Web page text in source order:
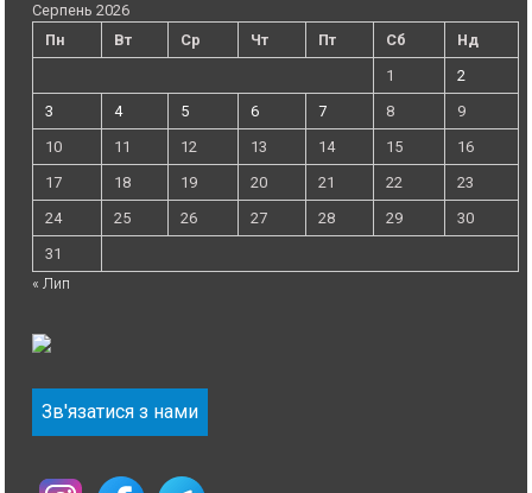
Серпень 2026
Пн
Вт Ср Чт Пт Сб
Нд
1
2
3
4 5 6 7 8
9
10
11 12 13 14 15
16
17
18 19 20 21 22
23
24
25 26 27 28 29
30
31
« Лип
Зв'язатися з нами